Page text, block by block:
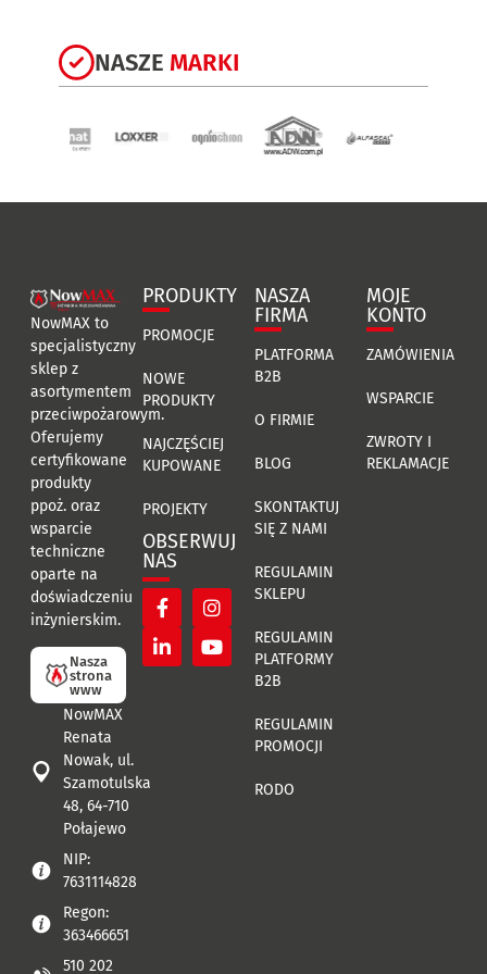
NASZE MARKI
NowMAX to
specjalistyczny
sklep z
asortymentem
przeciwpożarowym.
Oferujemy
certyfikowane
produkty
ppoż. oraz
wsparcie
techniczne
oparte na
doświadczeniu
inżynierskim.
Nasza
strona
www
NowMAX
Renata
Nowak, ul.
Szamotulska
48, 64-710
Połajewo
NIP:
7631114828
Regon:
363466651
510 202
PRODUKTY
PROMOCJE
NOWE
PRODUKTY
NAJCZĘŚCIEJ
KUPOWANE
PROJEKTY
OBSERWUJ
NAS
NASZA
FIRMA
PLATFORMA
B2B
O FIRMIE
BLOG
SKONTAKTUJ
SIĘ Z NAMI
REGULAMIN
SKLEPU
REGULAMIN
PLATFORMY
B2B
REGULAMIN
PROMOCJI
RODO
MOJE
KONTO
ZAMÓWIENIA
WSPARCIE
ZWROTY I
REKLAMACJE